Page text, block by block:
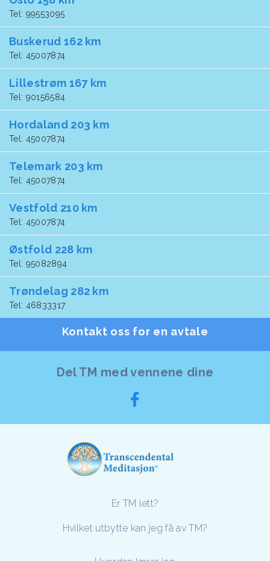
Tel: 99553095
Buskerud 162 km
Tel: 45007874
Lillestrøm 167 km
Tel: 90156584
Hordaland 203 km
Tel: 45007874
Telemark 203 km
Tel: 45007874
Vestfold 210 km
Tel: 45007874
Østfold 228 km
Tel: 95082894
Trøndelag 282 km
Tel: 46833317
Kontakt oss for en avtale
Del TM med vennene dine
Er TM lett?
Hvilket utbytte kan jeg få av TM?